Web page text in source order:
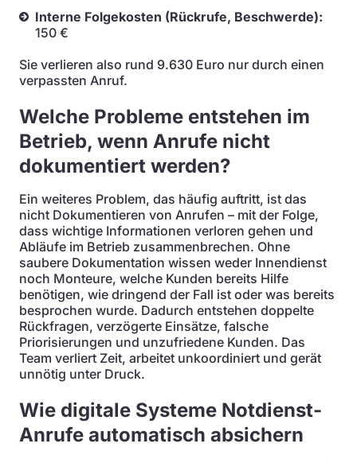
Interne Folgekosten (Rückrufe, Beschwerde):
150 €
Sie verlieren also rund 9.630 Euro nur durch einen
verpassten Anruf.
Welche Probleme entstehen im
Betrieb, wenn Anrufe nicht
dokumentiert werden?
Ein weiteres Problem, das häufig auftritt, ist das
nicht Dokumentieren von Anrufen – mit der Folge,
dass wichtige Informationen verloren gehen und
Abläufe im Betrieb zusammenbrechen. Ohne
saubere Dokumentation wissen weder Innendienst
noch Monteure, welche Kunden bereits Hilfe
benötigen, wie dringend der Fall ist oder was bereits
besprochen wurde. Dadurch entstehen doppelte
Rückfragen, verzögerte Einsätze, falsche
Priorisierungen und unzufriedene Kunden. Das
Team verliert Zeit, arbeitet unkoordiniert und gerät
unnötig unter Druck.
Wie digitale Systeme Notdienst-
Anrufe automatisch absichern